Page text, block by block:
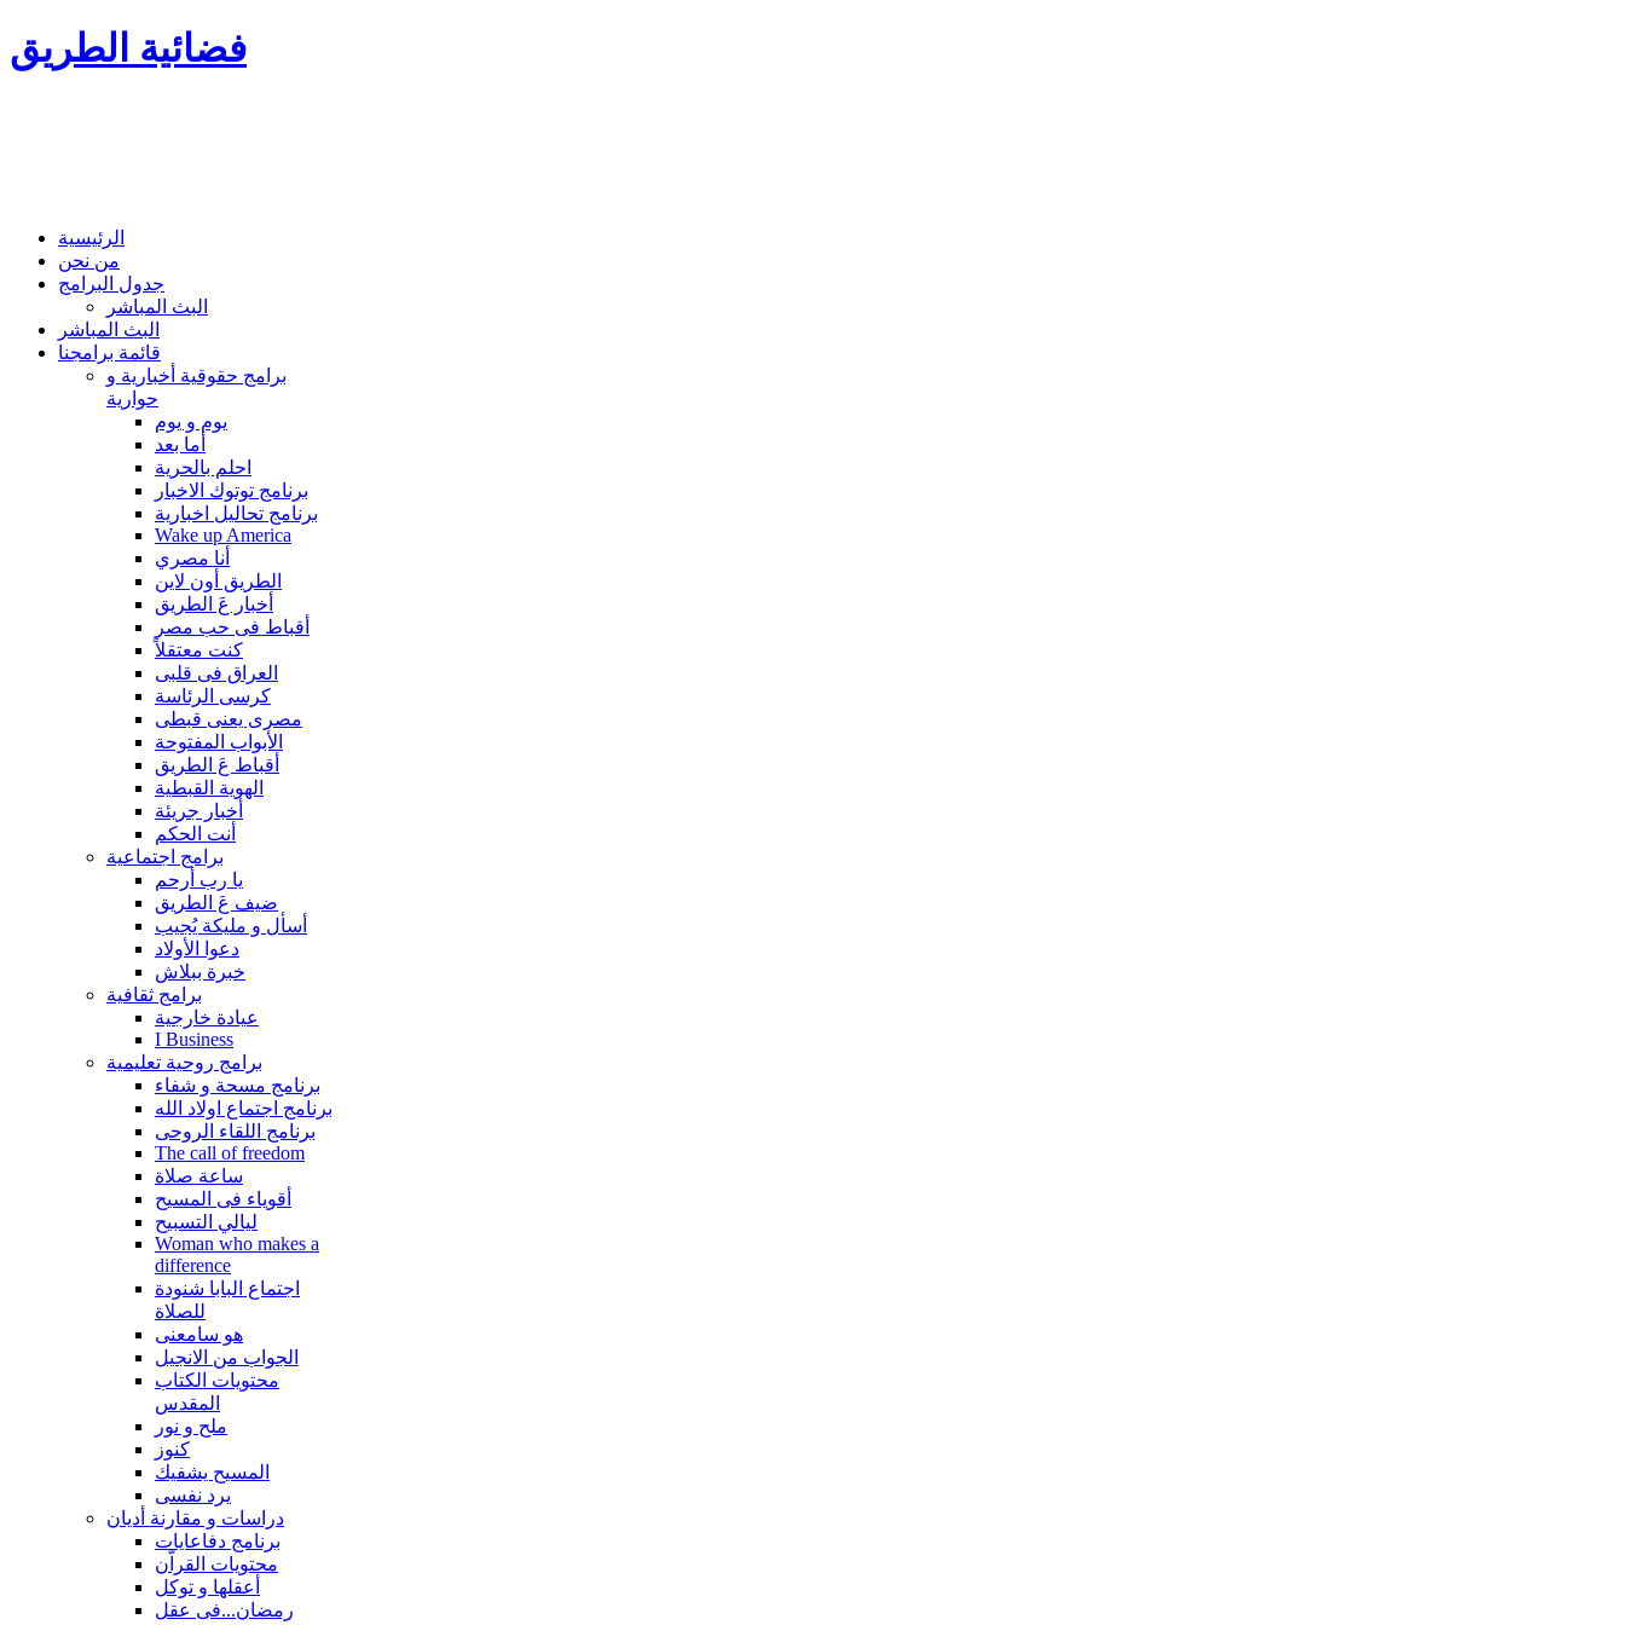
فضائية الطريق
الرئيسية
من نحن
جدول البرامج
البث المباشر
البث المباشر
قائمة برامجنا
برامج حقوقية أخبارية و
حوارية
يوم و يوم
أما بعد
احلم بالحرية
برنامج توتوك الاخبار
برنامج تحاليل اخبارية
Wake up America
أنا مصري
الطريق أون لاين
أخبار عَ الطريق
أقباط فى حب مصر
كنت معتقلاً
العراق فى قلبى
كرسى الرئاسة
مصرى يعنى قبطى
الأبواب المفتوحة
أقباط عَ الطريق
الهوية القبطية
أخبار جريئة
أنت الحكم
برامج اجتماعية
يا رب أرحم
ضيف عَ الطريق
أسأل و مليكة يُجيب
دعوا الأولاد
خبرة ببلاش
برامج ثقافية
عيادة خارجية
I Business
برامج روحية تعليمية
برنامج مسحة و شفاء
برنامج اجتماع اولاد الله
برنامج اللقاء الروحى
The call of freedom
ساعة صلاة
أقوياء فى المسيح
ليالي التسبيح
Woman who makes a
difference
اجتماع البابا شنودة
للصلاة
هو سامعنى
الجواب من الانجيل
محتويات الكتاب
المقدس
ملح و نور
كنوز
المسيح يشفيك
يرد نفسى
دراسات و مقارنة أديان
برنامج دفاعايات
محتويات القراّن
أعقلها و توكل
رمضان...فى عقل